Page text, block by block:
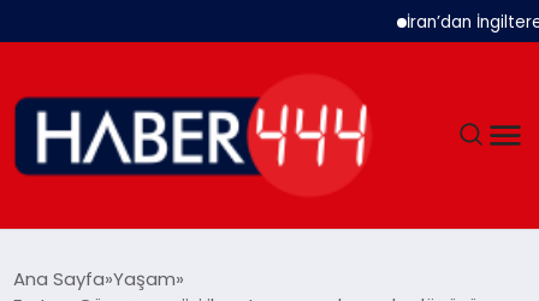
İran’dan İngiltere
Ana Sayfa Yaşam